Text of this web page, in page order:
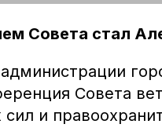
Совета стал
Совета
и